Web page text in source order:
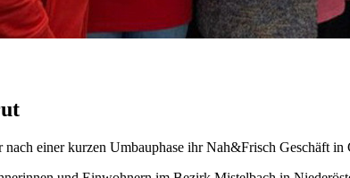
einer kurzen Umbauphase ihr Nah&Frisch Geschäft